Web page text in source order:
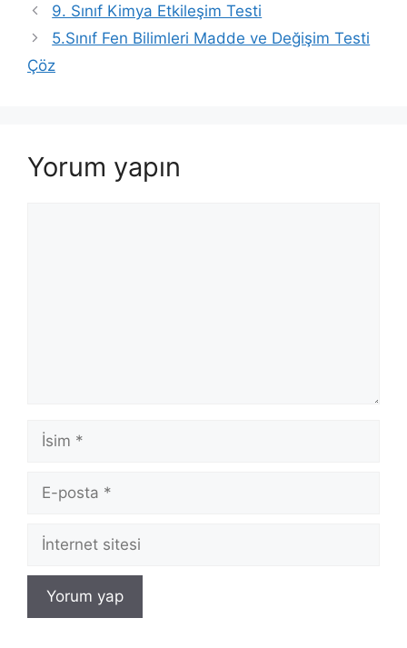
9. Sınıf Kimya Etkileşim Testi
5.Sınıf Fen Bilimleri Madde ve Değişim Testi
Çöz
Yorum yapın
İsim
posta
İnternet
sitesi